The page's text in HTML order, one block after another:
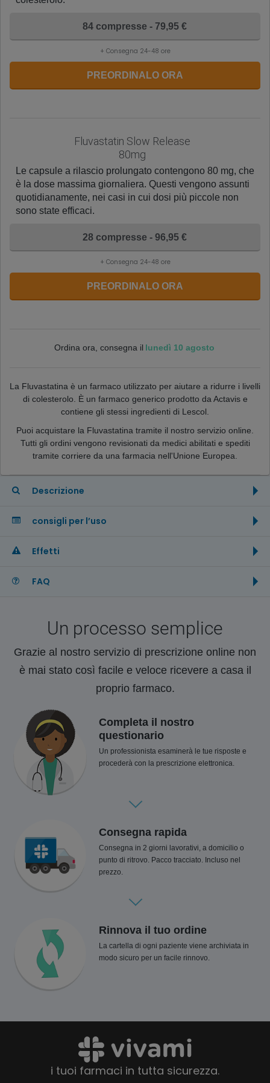
84 compresse - 79,95 €
+ Consegna 24-48 ore
PREORDINALO ORA
Fluvastatin Slow Release
80mg
Le capsule a rilascio prolungato contengono 80 mg, che
è la dose massima giornaliera. Questi vengono assunti
quotidianamente, nei casi in cui dosi più piccole non
sono state efficaci.
28 compresse - 96,95 €
+ Consegna 24-48 ore
PREORDINALO ORA
Ordina ora, consegna il lunedì 10 agosto
La Fluvastatina è un farmaco utilizzato per aiutare a ridurre i livelli
di colesterolo. È un farmaco generico prodotto da Actavis e
contiene gli stessi ingredienti di Lescol.
Puoi acquistare la Fluvastatina tramite il nostro servizio online.
Tutti gli ordini vengono revisionati da medici abilitati e spediti
tramite corriere da una farmacia nell'Unione Europea.
Descrizione
consigli per l’uso
Effetti
FAQ
Un processo semplice
Grazie al nostro servizio di prescrizione online non
è mai stato così facile e veloce ricevere a casa il
proprio farmaco.
Completa il nostro
questionario
Un professionista esaminerà le tue risposte e
procederà con la prescrizione elettronica.
Consegna rapida
Consegna in 2 giorni lavorativi, a domicilio o
punto di ritrovo. Pacco tracciato. Incluso nel
prezzo.
Rinnova il tuo ordine
La cartella di ogni paziente viene archiviata in
modo sicuro per un facile rinnovo.
i tuoi farmaci in tutta sicurezza.